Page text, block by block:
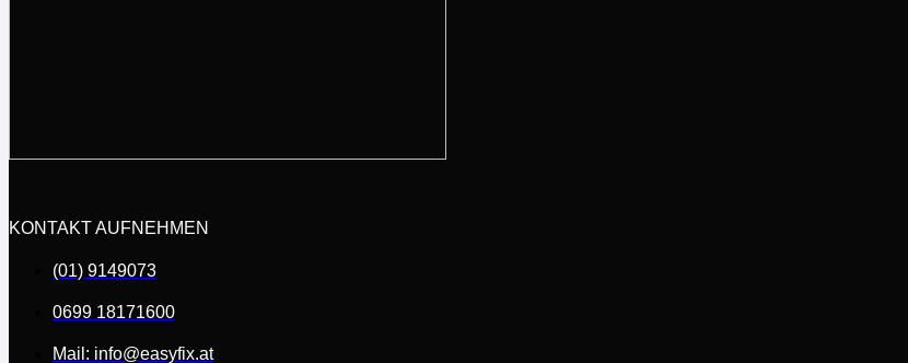
KONTAKT AUFNEHMEN
(01) 9149073
0699 18171600
Mail: info@easyfix.at